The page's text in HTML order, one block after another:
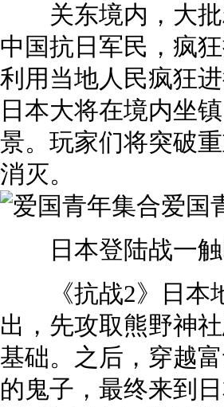
关东境内，大批
中国抗日军民，疯
利用当地人民疯狂
日本大将在境内坐
景。玩家们将突破
消灭。
爱国
日本登陆战一触
《抗战2》日本地
出，先攻取熊野神
基础。之后，穿越
的鬼子，最终来到